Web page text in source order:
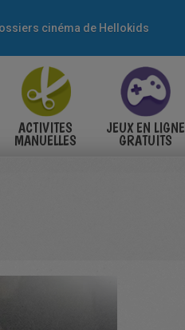
cinéma de Hellokids
ACTIVITES
MANUELLES
JEUX EN LIGNE
GRATUITS